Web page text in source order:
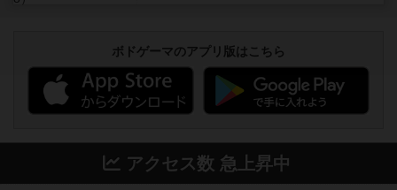
ボドゲーマのアプリ版はこちら
アクセス数 急上昇中